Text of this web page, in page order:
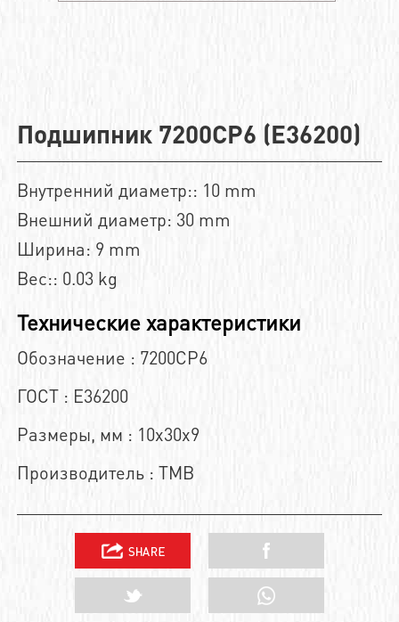
Подшипник 7200CP6 (E36200)
Внутренний диаметр:: 10 mm
Внешний диаметр: 30 mm
Ширина: 9 mm
Вес:: 0.03 kg
Технические характеристики
Обозначение : 7200CP6
ГОСТ : E36200
Размеры, мм : 10x30x9
Производитель : TMB